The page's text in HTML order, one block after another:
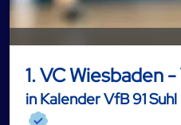
1. VC Wiesbaden
in Kalender VfB 91